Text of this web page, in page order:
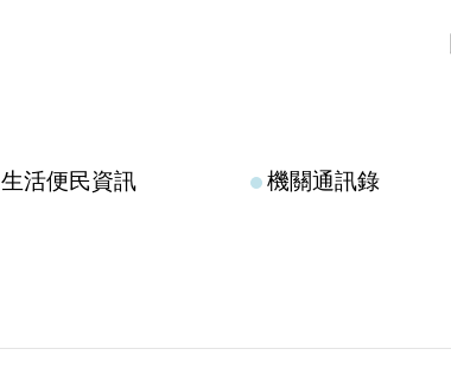
生活便民資訊 機關通訊錄